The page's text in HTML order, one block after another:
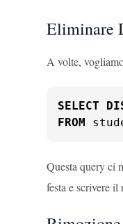
Eliminare
A volte,
SELECT
FROM
Questa query ci
festa e scrivere